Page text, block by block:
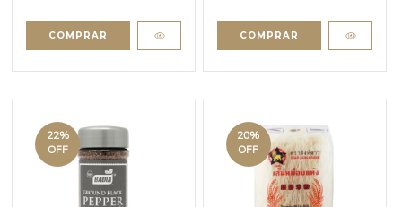
22%
OFF
20%
OFF